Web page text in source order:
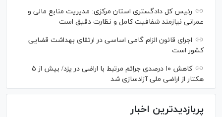
رئیس کل دادگستری استان مرکزی: مدیریت منابع مالی و
عمرانی نیازمند شفافیت کامل و نظارت دقیق است
اجرای قانون الزام گامی اساسی در ارتقای بهداشت قضایی
کشور است
کاهش ۱۰ درصدی جرائم مرتبط با اراضی در یزد/ بیش از ۵
هکتار از اراضی ملی آزادسازی شد
پربازدیدترین اخبار